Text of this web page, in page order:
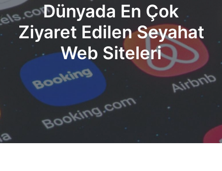
Arama Yap
Dünyada En Çok
Ziyaret Edilen Seyahat
Web Siteleri